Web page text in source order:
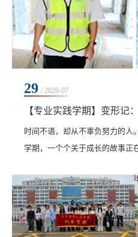
29 / 2026-07
【专业实践学期】变形记
时间不语，却从不辜负努力的人
学期，一个个关于成长的故事正
开展24个学年。专业实践学期打
线，摒弃纸上谈兵，让学生在真
领。来自土木与管理学院工程管
在中建二局专班大连海洋大学项